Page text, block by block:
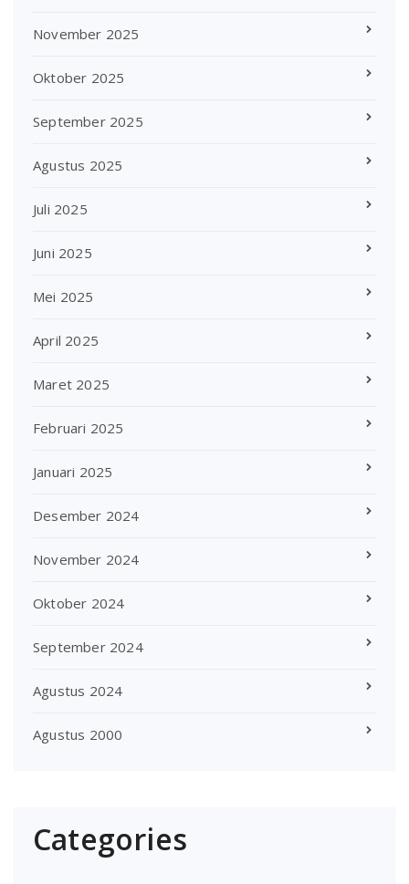
November 2025
Oktober 2025
September 2025
Agustus 2025
Juli 2025
Juni 2025
Mei 2025
April 2025
Maret 2025
Februari 2025
Januari 2025
Desember 2024
November 2024
Oktober 2024
September 2024
Agustus 2024
Agustus 2000
Categories